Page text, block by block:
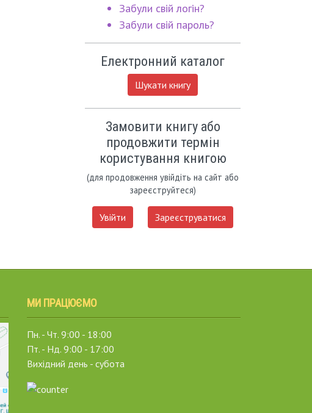
Забули свій логін?
Забули свій пароль?
Електронний каталог
Шукати книгу
Замовити книгу або
продовжити термін
користування книгою
(для продовження увійдіть на сайт або
зареєструйтеся)
Увійти Зареєструватися
МИ ПРАЦЮЄМО
Пн. - Чт. 9:00 - 18:00
Пт. - Нд. 9:00 - 17:00
Вихідний день - субота